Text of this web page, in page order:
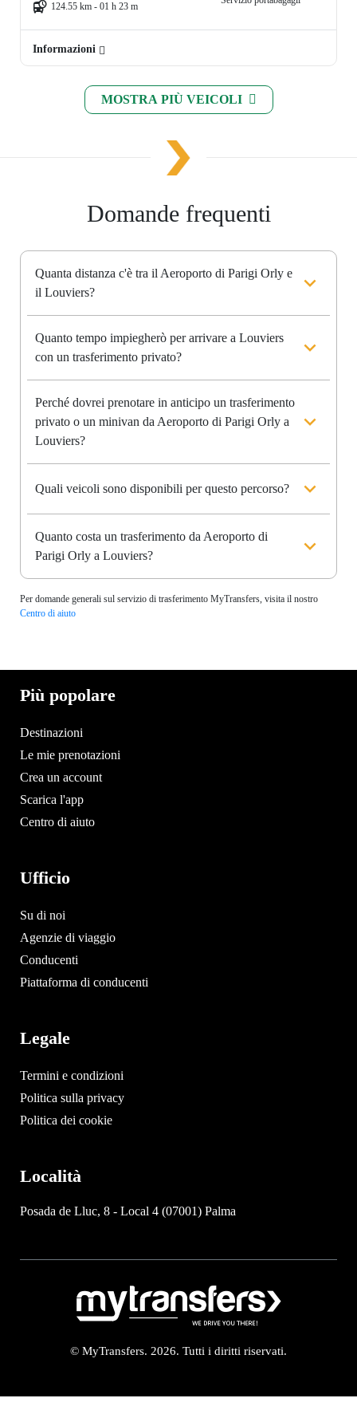
124.55 km - 01 h 23 m
Informazioni
MOSTRA PIÙ VEICOLI
Domande frequenti
Quanta distanza c'è tra il Aeroporto di Parigi Orly e
il Louviers?
Quanto tempo impiegherò per arrivare a Louviers
con un trasferimento privato?
Perché dovrei prenotare in anticipo un trasferimento
privato o un minivan da Aeroporto di Parigi Orly a
Louviers?
Quali veicoli sono disponibili per questo percorso?
Quanto costa un trasferimento da Aeroporto di
Parigi Orly a Louviers?
Per domande generali sul servizio di trasferimento MyTransfers, visita il nostro
Centro di aiuto
Più popolare
Destinazioni
Le mie prenotazioni
Crea un account
Scarica l'app
Centro di aiuto
Ufficio
Su di noi
Agenzie di viaggio
Conducenti
Piattaforma di conducenti
Legale
Termini e condizioni
Politica sulla privacy
Politica dei cookie
Località
Posada de Lluc, 8 - Local 4 (07001) Palma
© MyTransfers. 2026. Tutti i diritti riservati.